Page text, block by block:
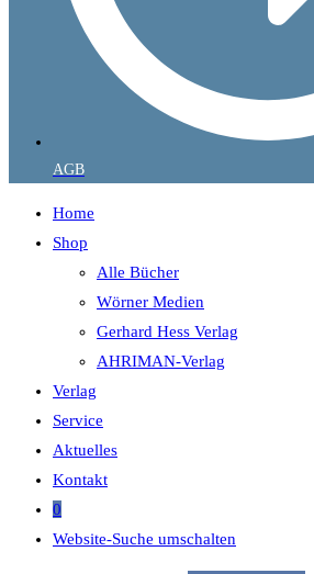
AGB
Home
Shop
Alle Bücher
Wörner Medien
Gerhard Hess Verlag
AHRIMAN-Verlag
Verlag
Service
Aktuelles
Kontakt
0
Website-Suche umschalten